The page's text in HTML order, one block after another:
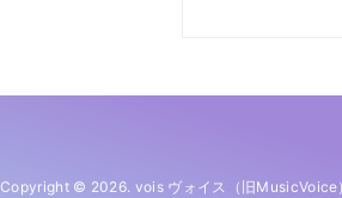
Copyright © 2026. vois ヴォイス（旧MusicVoice